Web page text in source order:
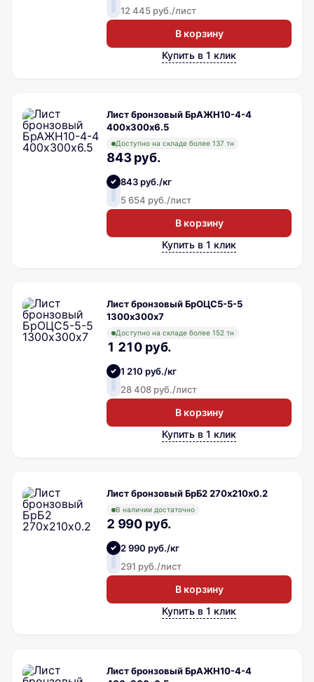
12 445 руб./лист
В корзину
Купить в 1 клик
Лист бронзовый БрАЖН10-4-4
400х300х6.5
Доступно на складе более 137 тн
843 руб.
843 руб./кг
5 654 руб./лист
В корзину
Купить в 1 клик
Лист бронзовый БрОЦС5-5-5
1300х300х7
Доступно на складе более 152 тн
1 210 руб.
1 210 руб./кг
28 408 руб./лист
В корзину
Купить в 1 клик
Лист бронзовый БрБ2 270х210х0.2
В наличии достаточно
2 990 руб.
2 990 руб./кг
291 руб./лист
В корзину
Купить в 1 клик
Лист бронзовый БрАЖН10-4-4